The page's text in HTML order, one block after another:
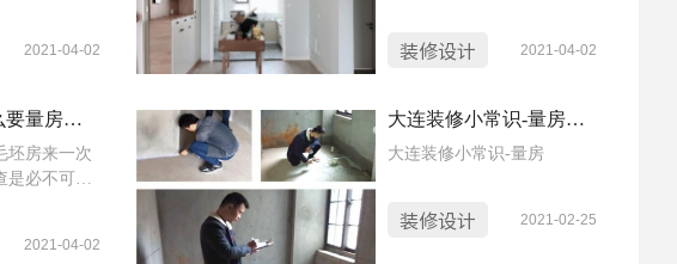
为重要的是
的房屋装
房需要注意
蜂就给大家
2021-04-02
你会节省一大笔开支。其实
己的存款透支的差不多了，
装修真没什么预算了，想要
装修的好，还想省钱不得不
不过要知道有些设计是真的
没必要，且听小蜜蜂细细道
装修设计 2021-04-02
装修前为什么要量房？量房还能解决这些大问题你知道吗？
坯房来一次
是必不可少
正。今天小
2021-04-02
大连装修小常识-量房还能解决这些大问题你知道吗？
大连装修小常识-量房
装修设计 2021-02-25